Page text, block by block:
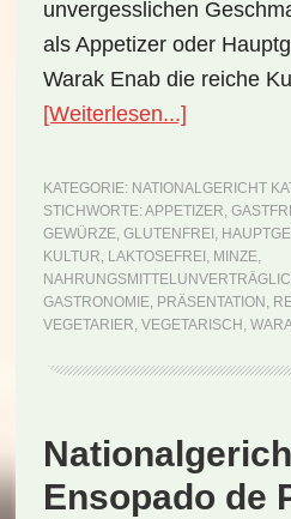
unvergesslichen
als Appetizer oder
Warak Enab die reiche
[Weiterlesen...]
Warak
Enab
(Rezept)
KATEGORIE: NATIONALGERICHT
STICHWORTE: APPETIZER,
GEWÜRZE, GLUTENFREI ,
KULTUR, LAKTOSEFREI , MINZE,
GASTRONOMIE, PRÄSENTATION ,
VEGETARIER, VEGETARISCH ,
Ensopado de